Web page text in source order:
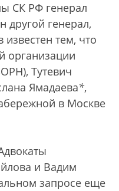
СК РФ генерал
другой генерал,
тем, что
организации
Тутевич
Ямадаева*,
в Москве
и Вадим
запросе еще